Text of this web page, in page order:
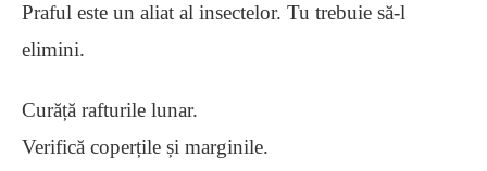
Praful este un aliat al insectelor. Tu trebuie să-l
elimini.
Curăță rafturile lunar.
Verifică coperțile și marginile.